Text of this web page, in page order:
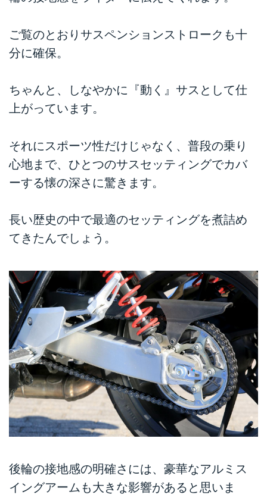
ご覧のとおりサスペンションストロークも十
分に確保。
ちゃんと、しなやかに『動く』サスとして仕
上がっています。
それにスポーツ性だけじゃなく、普段の乗り
心地まで、ひとつのサスセッティングでカバ
ーする懐の深さに驚きます。
長い歴史の中で最適のセッティングを煮詰め
てきたんでしょう。
後輪の接地感の明確さには、豪華なアルミス
イングアームも大きな影響があると思いま